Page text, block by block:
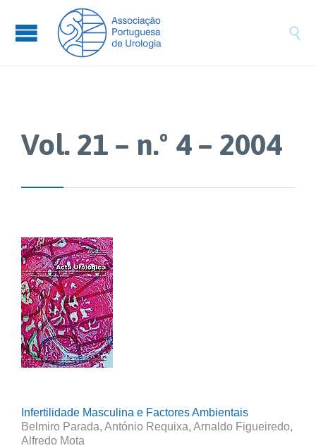

Vol. 21 – n.º 4 – 2004
Infertilidade Masculina e Factores Ambientais
Belmiro Parada, António Requixa, Arnaldo Figueiredo,
Alfredo Mota